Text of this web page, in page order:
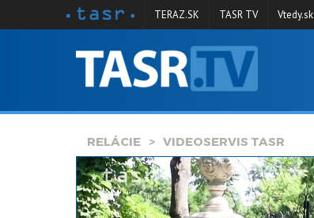
SPRAVODAJSTVO
KONTAKT
ARCHÍV
TERAZ.SK TASR TV Vtedy.sk
RELÁCIE VIDEOSERVIS TASR